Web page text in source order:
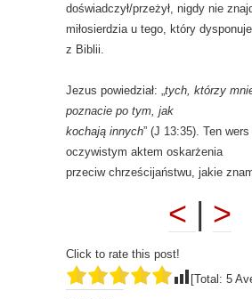
doświadczył/przeżył, nigdy nie
miłosierdzia u tego, który
z Biblii.
Jezus powiedział: „ tych, którzy
poznacie po tym, jak
kochają innych” (J 13:35). Ten
oczywistym aktem oskarżenia
przeciw chrześcijaństwu, jakie
< | >
Click to rate this post!
[Total: 5